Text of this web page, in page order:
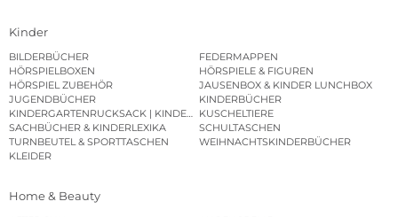
Kinder
BILDERBÜCHER
FEDERMAPPEN
HÖRSPIELBOXEN
HÖRSPIELE & FIGUREN
HÖRSPIEL ZUBEHÖR
JAUSENBOX & KINDER LUNCHBOX
JUGENDBÜCHER
KINDERBÜCHER
KINDERGARTENRUCKSACK | KINDERGARTENBEUTEL
KUSCHELTIERE
SACHBÜCHER & KINDERLEXIKA
SCHULTASCHEN
TURNBEUTEL & SPORTTASCHEN
WEIHNACHTSKINDERBÜCHER
KLEIDER
Home & Beauty